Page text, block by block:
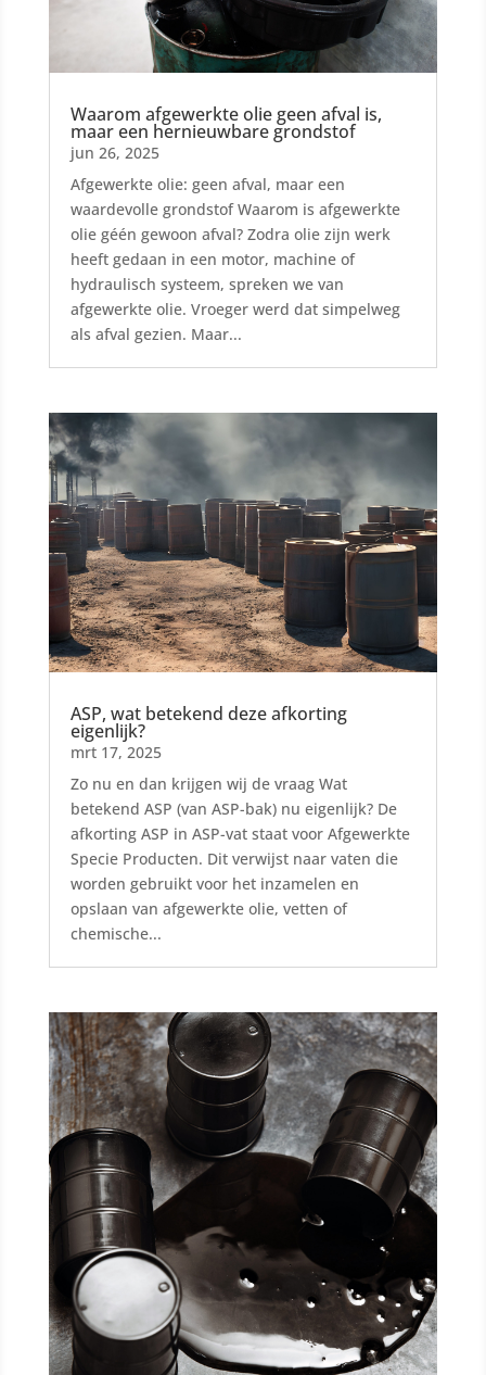
Waarom afgewerkte olie geen afval is,
maar een hernieuwbare grondstof
jun 26, 2025
Afgewerkte olie: geen afval, maar een
waardevolle grondstof Waarom is afgewerkte
olie géén gewoon afval? Zodra olie zijn werk
heeft gedaan in een motor, machine of
hydraulisch systeem, spreken we van
afgewerkte olie. Vroeger werd dat simpelweg
als afval gezien. Maar...
ASP, wat betekend deze afkorting
eigenlijk?
mrt 17, 2025
Zo nu en dan krijgen wij de vraag Wat
betekend ASP (van ASP-bak) nu eigenlijk? De
afkorting ASP in ASP-vat staat voor Afgewerkte
Specie Producten. Dit verwijst naar vaten die
worden gebruikt voor het inzamelen en
opslaan van afgewerkte olie, vetten of
chemische...